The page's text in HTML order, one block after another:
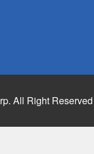
All Right Reserved